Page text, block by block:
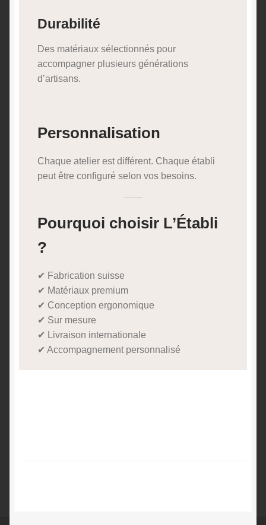
Durabilité
Des matériaux sélectionnés pour
accompagner plusieurs générations
d’artisans.
Personnalisation
Chaque atelier est différent. Chaque établi
peut être configuré selon vos besoins.
Pourquoi choisir L’Établi
?
✔ Fabrication suisse
✔ Matériaux premium
✔ Conception ergonomique
✔ Sur mesure
✔ Livraison internationale
✔ Accompagnement personnalisé